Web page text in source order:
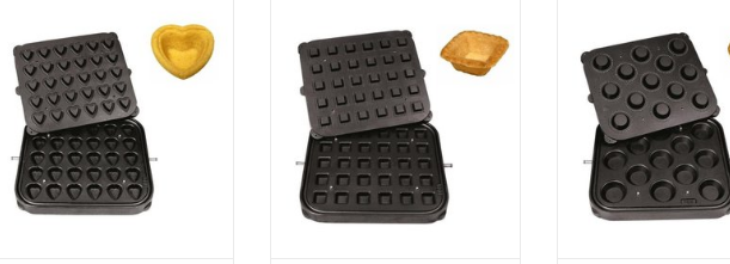
Matic tartelettemachine.
TOEVOEGEN AAN WINKELWAGEN
Matic tartelettemachine.
TOEVOEGEN AAN WINKELWAGEN
Matic
TOEVOEGEN AAN